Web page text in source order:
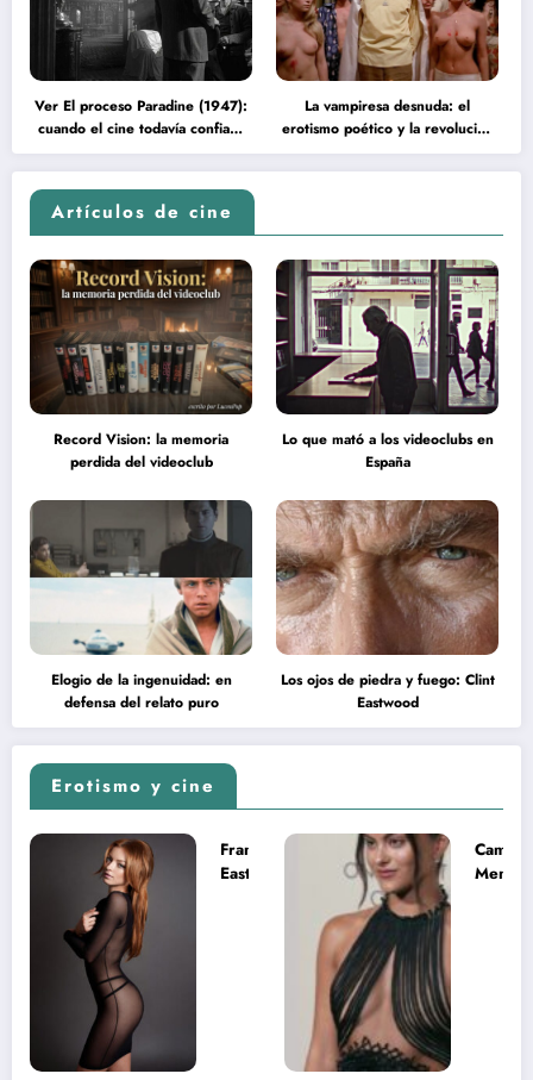
Ver El proceso Paradine (1947):
cuando el cine todavía confiaba
en la inteligencia del espectador
La vampiresa desnuda: el
erotismo poético y la revolución
psicodélica de Jean Rollin
Artículos de cine
Record Vision: la memoria
perdida del videoclub
Lo que mató a los videoclubs en
España
Elogio de la ingenuidad: en
defensa del relato puro
Los ojos de piedra y fuego: Clint
Eastwood
Erotismo y cine
Francesca
Eastwood y
Camila
Mendes